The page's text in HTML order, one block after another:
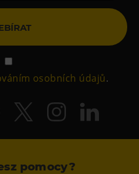
osobních údajů.
pomocy?